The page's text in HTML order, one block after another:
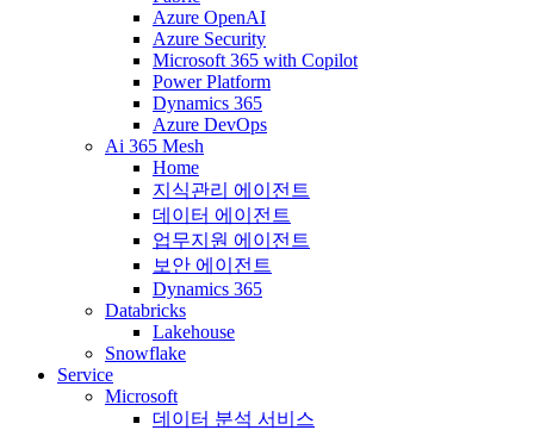
Azure OpenAI
Azure Security
Microsoft 365 with Copilot
Power Platform
Dynamics 365
Azure DevOps
Ai 365 Mesh
Home
지식관리 에이전트
데이터 에이전트
업무지원 에이전트
보안 에이전트
Dynamics 365
Databricks
Lakehouse
Snowflake
Service
Microsoft
데이터 분석 서비스